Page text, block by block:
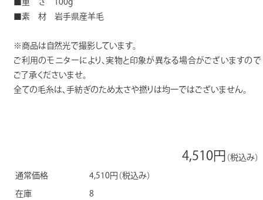
■重 さ 100g
■素 材 岩手県産羊毛
※商品は自然光で撮影しています。
ご利用のモニターにより、実物と印象が異なる場合がございますので
ご了承くださいませ。
全ての毛糸は、手紡ぎのため太さや撚りは均一ではございません。
4,510円 （税込み）
通常価格 4,510円 （税込み）
在庫 8